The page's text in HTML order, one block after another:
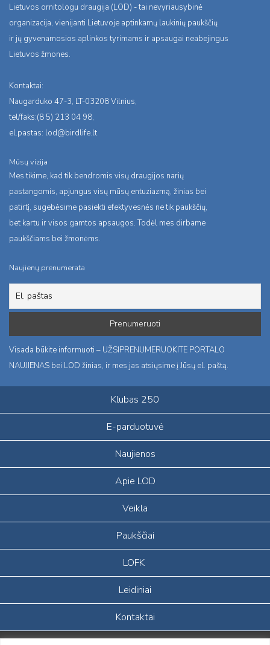
Lietuvos ornitologu draugija (LOD) - tai nevyriausybinė
organizacija, vienijanti Lietuvoje aptinkamų laukinių paukščių
ir jų gyvenamosios aplinkos tyrimams ir apsaugai neabejingus
Lietuvos žmones.
Kontaktai:
Naugarduko 47-3, LT-03208 Vilnius,
tel/faks:(8 5) 213 04 98,
el.pastas: lod@birdlife.lt
Mūsų vizija
Mes tikime, kad tik bendromis visų draugijos narių
pastangomis, apjungus visų mūsų entuziazmą, žinias bei
patirtį, sugebėsime pasiekti efektyvesnės ne tik paukščių,
bet kartu ir visos gamtos apsaugos. Todėl mes dirbame
paukščiams bei žmonėms.
Naujienų prenumerata
Visada būkite informuoti – UŽSIPRENUMERUOKITE PORTALO
NAUJIENAS bei LOD žinias, ir mes jas atsiųsime į Jūsų el. paštą.
Klubas 250
E-parduotuvė
Naujienos
Apie LOD
Veikla
Paukščiai
LOFK
Leidiniai
Kontaktai